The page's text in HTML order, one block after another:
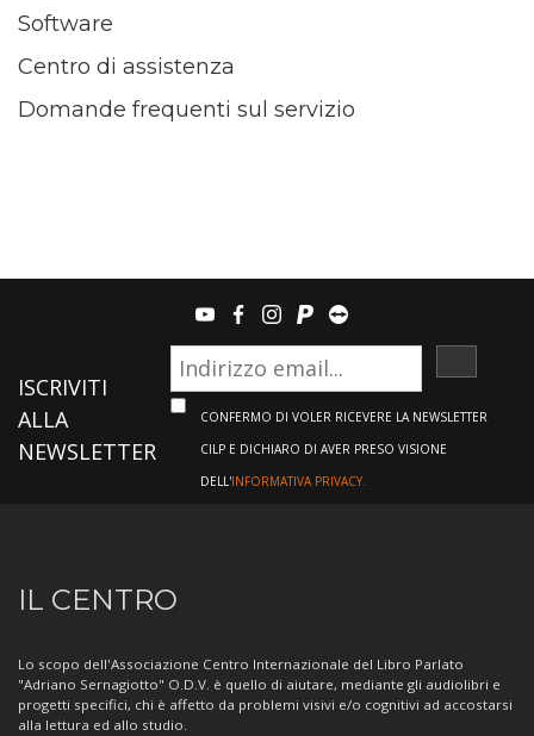
Software
Centro di assistenza
Domande frequenti sul servizio
youtubefacebook
instagram
paypalteamviewer
ISCRIVITI
ALLA
NEWSLETTER
CONFERMO DI VOLER RICEVERE LA NEWSLETTER
CILP E DICHIARO DI AVER PRESO VISIONE
DELL'INFORMATIVA PRIVACY.
Informazioni
sul
Centro
IL CENTRO
Lo scopo dell'Associazione Centro Internazionale del Libro Parlato
"Adriano Sernagiotto" O.D.V. è quello di aiutare, mediante gli audiolibri e
progetti specifici, chi è affetto da problemi visivi e/o cognitivi ad accostarsi
alla lettura ed allo studio.